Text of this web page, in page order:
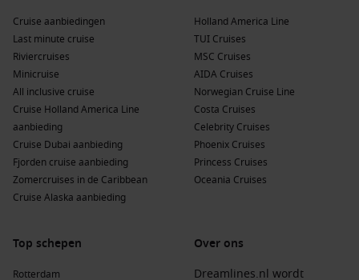
zoalsAcapulco Puerto Vallarta.
Amerikaanse Westkust
: Deze regio omvat enkele van de
meest iconische steden van de VS, waaronder
San Francisco en
, met een verscheidenheid aan
landschappen.
Polynesië
: Deze vergaarde eilanden staan bekend om hun
adembenemende natuurlijke schoonheid, vonken van
cultuur, lokale ambachten en unieke gerechten.
Hawaï: Met zijn tropische klimaat en uitgestrekte stranden
biedt Hawaï een stukje paradijs met actieve vulkanen en
Midden-Amerika
: Deze regio biedt een rijke geschiedenis,
Cruise aanbiedingen
Last minute cruise
Riviercruises
Minicruise
All inclusive cruise
Cruise Holland America Line
aanbieding
Cruise Dubai aanbieding
Fjorden cruise aanbieding
Zomercruises in de Caribbean
Cruise Alaska aanbieding
Holland America Line
TUI Cruises
MSC Cruises
AIDA Cruises
Norwegian Cruise Line
Costa Cruises
Celebrity Cruises
Phoenix Cruises
Princess Cruises
Oceania Cruises
Top schepen
Rotterdam
Over ons
Dreamlines.nl wordt